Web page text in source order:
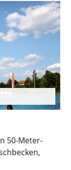
50-Meter-